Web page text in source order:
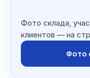
Фото склада,
клиентов — на
Фото